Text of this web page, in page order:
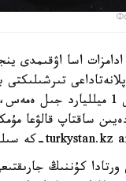
اسا اۋقىمدى
تىرشىلىكتى
ساقتاپ قالۋعا
كۇننىڭ